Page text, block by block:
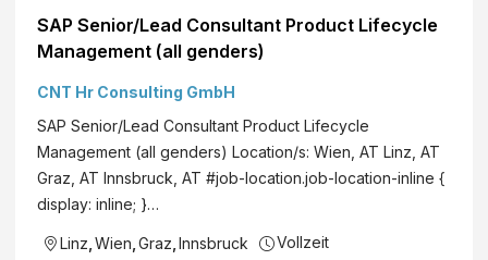
SAP Senior/Lead Consultant Product Lifecycle
Management (all genders)
CNT Hr Consulting GmbH
SAP Senior/Lead Consultant Product Lifecycle
Management (all genders) Location/s: Wien, AT Linz, AT
Graz, AT Innsbruck, AT #job-location.job-location-inline {
display: inline; }…
Linz Wien Graz Innsbruck Vollzeit